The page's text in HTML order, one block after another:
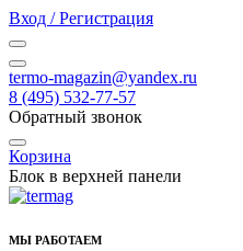
Вход / Регистрация
termo-magazin@yandex.ru
8 (495) 532-77-57
Обратный звонок
Корзина
Блок в верхней панели
МЫ РАБОТАЕМ